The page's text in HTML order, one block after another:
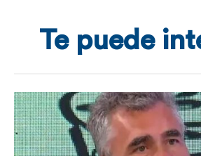
Te puede